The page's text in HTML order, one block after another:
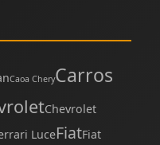
Caoa CheryCarros
Chevrolet
LuceFiatFiat